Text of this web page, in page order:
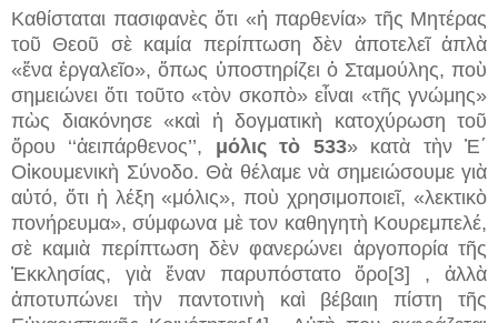
Καθίσταται πασιφανὲς ὅτι «ἡ παρθενία» τῆς Μητέρας
τοῦ Θεοῦ σὲ καμία περίπτωση δὲν ἀποτελεῖ ἁπλὰ
«ἕνα ἐργαλεῖο», ὅπως ὑποστηρίζει ὁ Σταμούλης, ποὺ
σημειώνει ὅτι τοῦτο «τὸν σκοπὸ» εἶναι «τῆς γνώμης»
πὼς διακόνησε «καὶ ἡ δογματικὴ κατοχύρωση τοῦ
ὄρου ‘‘ἀειπάρθενος’’, μόλις τὸ 533» κατὰ τὴν Ἐ΄
Οἰκουμενικὴ Σύνοδο. Θὰ θέλαμε νὰ σημειώσουμε γιὰ
αὐτό, ὅτι ἡ λέξη «μόλις», ποὺ χρησιμοποιεῖ, «λεκτικὸ
πονήρευμα», σύμφωνα μὲ τον καθηγητὴ Κουρεμπελέ,
σὲ καμιὰ περίπτωση δὲν φανερώνει ἀργοπορία τῆς
Ἐκκλησίας, γιὰ ἕναν παρυπόστατο ὄρο[3] , ἀλλὰ
ἀποτυπώνει τὴν παντοτινὴ καὶ βέβαιη πίστη τῆς